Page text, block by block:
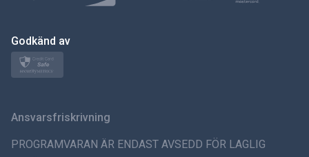
Polski
ภาษาไทย
Godkänd av
Ansvarsfriskrivning
PROGRAMVARAN ÄR ENDAST AVSEDD FÖR LAGLIG